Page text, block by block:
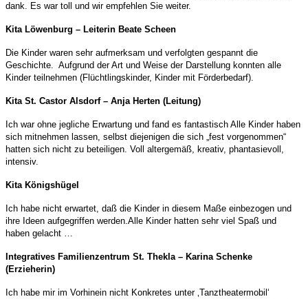
dank. Es war toll und wir empfehlen Sie weiter.
Kita Löwenburg – Leiterin Beate Scheen
Die Kinder waren sehr aufmerksam und verfolgten gespannt die
Geschichte. Aufgrund der Art und Weise der Darstellung konnten alle
Kinder teilnehmen (Flüchtlingskinder, Kinder mit Förderbedarf).
Kita St. Castor Alsdorf – Anja Herten (Leitung)
Ich war ohne jegliche Erwartung und fand es fantastisch Alle Kinder haben
sich mitnehmen lassen, selbst diejenigen die sich „fest vorgenommen“
hatten sich nicht zu beteiligen. Voll altergemäß, kreativ, phantasievoll,
intensiv.
Kita Königshügel
Ich habe nicht erwartet, daß die Kinder in diesem Maße einbezogen und
ihre Ideen aufgegriffen werden.Alle Kinder hatten sehr viel Spaß und
haben gelacht …
Integratives Familienzentrum St. Thekla – Karina Schenke
(Erzieherin)
Ich habe mir im Vorhinein nicht Konkretes unter ‚Tanztheatermobil‘